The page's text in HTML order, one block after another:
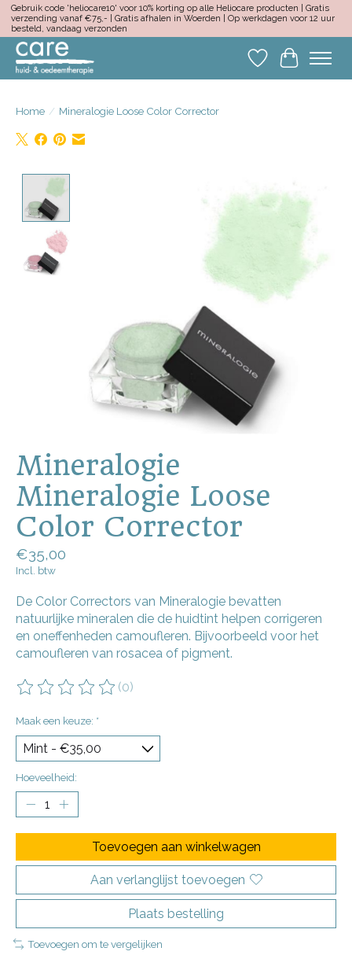
Gebruik code 'heliocare10' voor 10% korting op alle Heliocare producten | Gratis
verzending vanaf €75,- | Gratis afhalen in Woerden | Op werkdagen voor 12 uur
besteld, vandaag verzonden
Verlanglijst
Home / Mineralogie Loose Color Corrector
Mineralogie
Mineralogie Loose
Color Corrector
€35,00
Incl. btw
De Color Correctors van Mineralogie bevatten
natuurlijke mineralen die de huidtint helpen corrigeren
en oneffenheden camoufleren. Bijvoorbeeld voor het
camoufleren van rosacea of pigment.
De beoordeling van dit product is
(0)
Maak een keuze: *
Hoeveelheid:
Toevoegen aan winkelwagen
Aan verlanglijst toevoegen
Plaats bestelling
Toevoegen om te vergelijken